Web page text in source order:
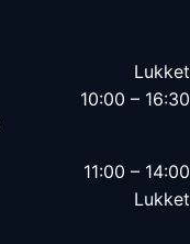
Lukket
10:00 – 16:30
11:00 – 14:00
Lukket